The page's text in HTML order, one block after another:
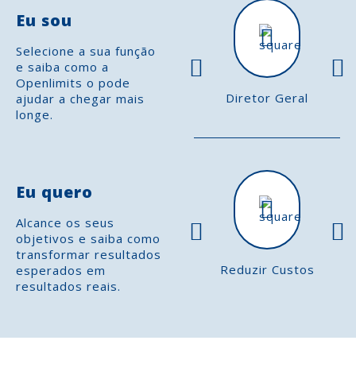
mais dinâmico
Eu sou
Selecione a sua função
e saiba como a
Openlimits o pode
ajudar a chegar mais
longe.
Diretor Geral
Eu quero
Alcance os seus
objetivos e saiba como
transformar resultados
esperados em
resultados reais.
Reduzir Custos